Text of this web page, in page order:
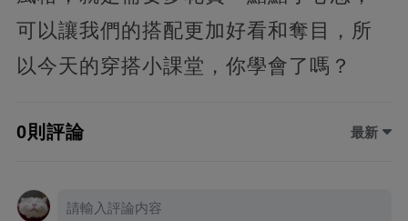
可以讓我們的搭配更加好看和奪目，所
以今天的穿搭小課堂，你學會了嗎？
0則評論 最新